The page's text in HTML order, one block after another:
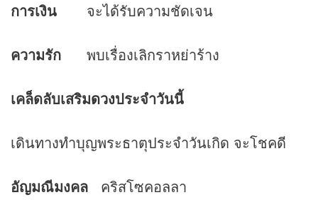
การเงิน จะได้รับความชัดเจน
ความรัก พบเรื่องเลิกราหย่าร้าง
เคล็ดลับเสริมดวงประจำวันนี้
เดินทางทำบุญพระธาตุประจำวันเกิด จะโชคดี
อัญมณีมงคล คริสโซคอลลา